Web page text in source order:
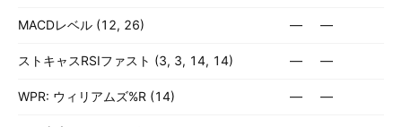
MACDレベル (12, 26) — —
ストキャスRSIファスト (3, 3, 14, 14) — —
WPR: ウィリアムズ%R (14) — —